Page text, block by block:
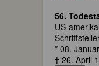
56.
US-
* 08.
† 26. April